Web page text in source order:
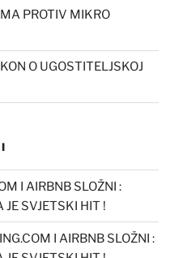
PROTIV MIKRO
O UGOSTITELJSKOJ
I AIRBNB SLOŽNI :
SVJETSKI HIT !
I AIRBNB SLOŽNI :